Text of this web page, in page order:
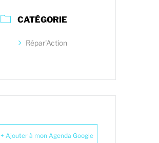
CATÉGORIE
Répar'Action
+ Ajouter à mon Agenda Google